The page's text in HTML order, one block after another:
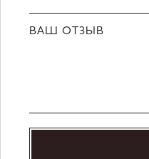
ВАШ ОТЗЫВ